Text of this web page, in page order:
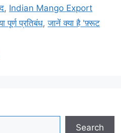
, Indian Mango Export
पूर्ण प्रतिबंध,जानें क्या है 'फ़्रूट
Search